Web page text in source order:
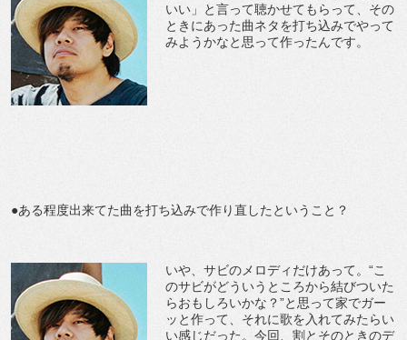
いい」と言って聴かせてもらって、その
ときにあった曲ネタを打ち込みでやって
みようかなと思って作ったんです。
●ある程度出来てた曲を打ち込みで作り直したということ？
いや、サビのメロディだけあって。“こ
のサビがどういうところから結びついた
らおもしろいかな？”と思って家でガー
ッと作って、それに歌を入れてみたらい
い感じだった。今回、割とそのときのデ